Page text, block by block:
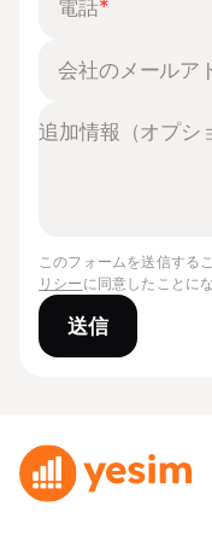
電話*
会社のメールア
このフォームを送信する
リシー に同意したことに
送信